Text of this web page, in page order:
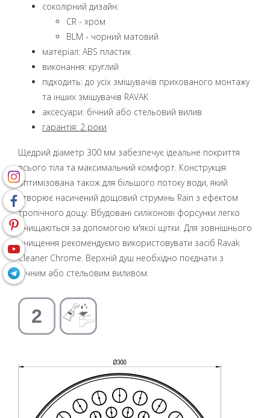
coколірний дизайн:
CR - xром
BLM - чорний матовий
матеріал: ABS пластик
виконання: круглий
підходить: до усіх змішувачів прихованого монтажу
та інших змішувачів RAVAK
аксесуари: бічний або стельовий вилив
гарантія: 2 роки
Щедрий діаметр 300 мм забезпечує ідеальне покриття
всього тіла та максимальний комфорт. Конструкція
оптимізована також для більшого потоку води, який
створює насичений дощовий струмінь Rain з ефектом
тропічного дощу. Вбудовані силіконові форсунки легко
очищаються за допомогою м'якої щітки. Для зовнішнього
очищення рекомендуємо використовувати засіб Ravak
Cleaner Chrome. Верхній душ необхідно поєднати з
бічним або стельовим виливом.